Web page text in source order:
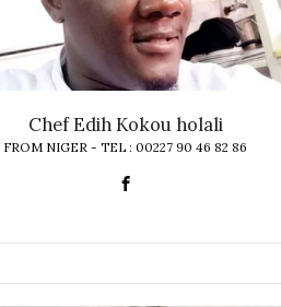
Chef Edih Kokou holali
FROM NIGER - TEL : 00227 90 46 82 86